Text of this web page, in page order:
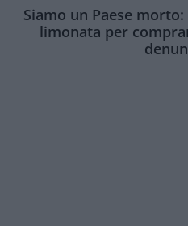
Siamo un Paese
limonata per